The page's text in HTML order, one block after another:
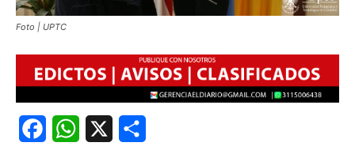
Foto | UPTC
FacebookWhatsApp